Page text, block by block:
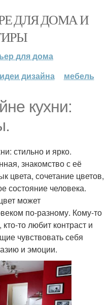
ДЛЯ ДОМА И
для дома
идеи дизайна мебель
кухни:
стильно и ярко.
знакомство с её
цвета, сочетание цветов,
состояние человека.
может
по-разному. Кому-то
то любит контраст и
чувствовать себя
и эмоции.